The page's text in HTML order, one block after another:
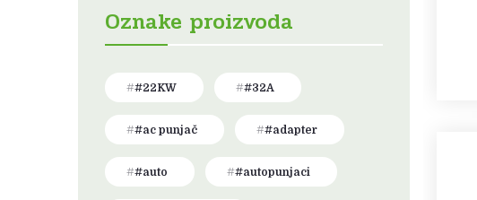
Oznake proizvoda
#22KW #32A
#ac punjač #adapter
#auto #autopunjaci